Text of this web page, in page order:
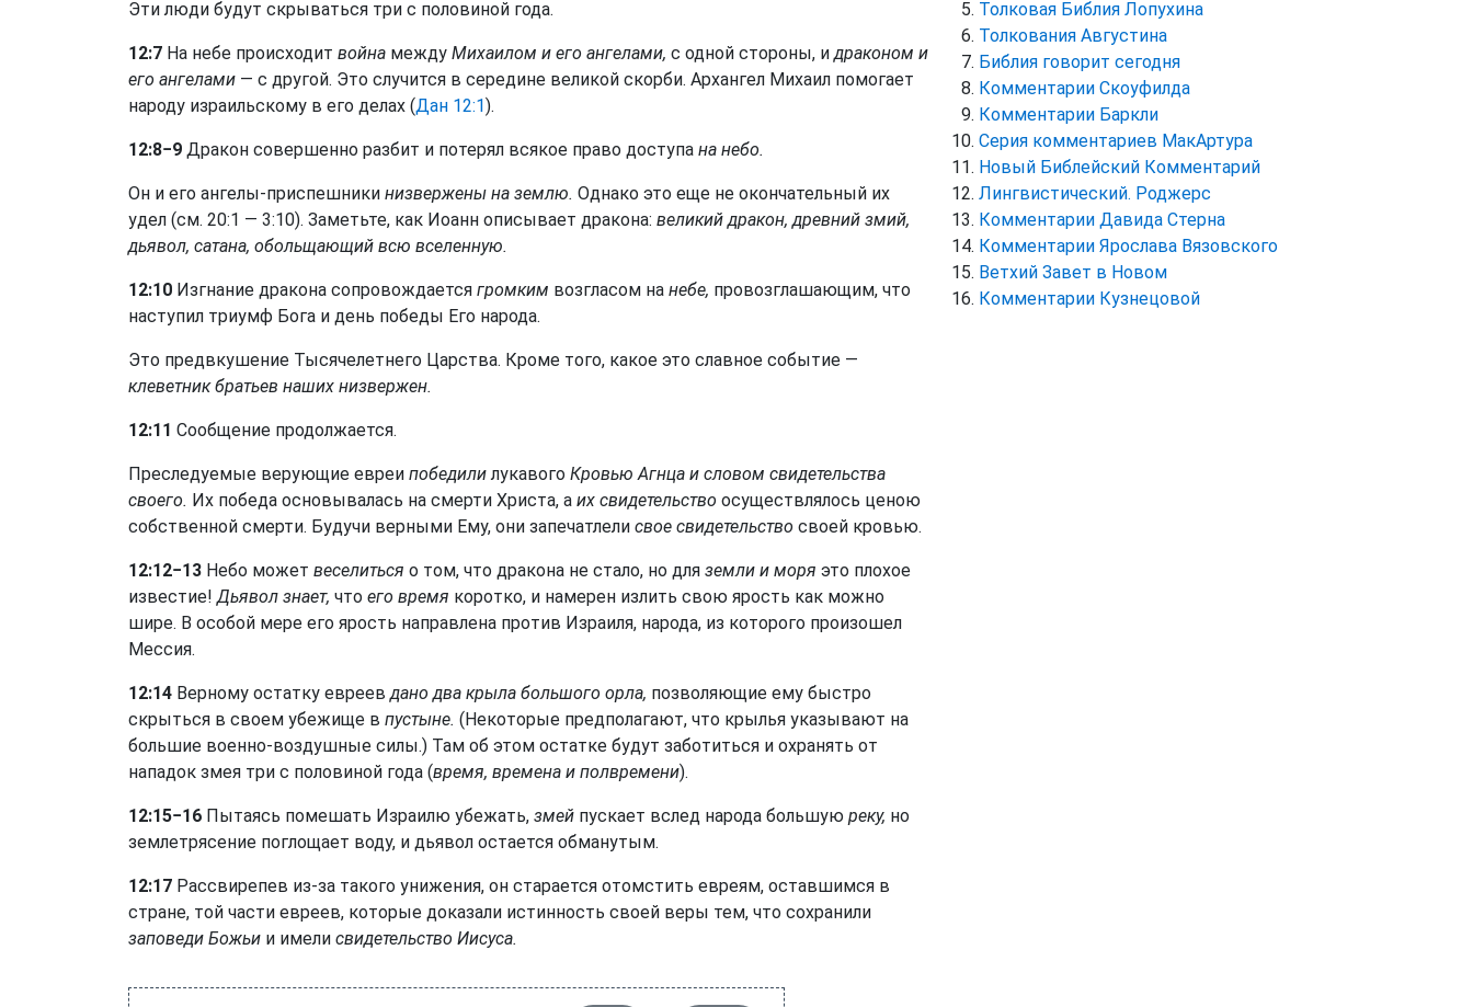
Эти люди будут скрываться три с половиной года.
12:7 На небе происходит война между Михаилом и его ангелами, с одной стороны, идраконом и
его ангелами — с другой. Это случится в середине великой скорби. Архангел Михаил помогает
народу израильскому в его делах (Дан 12:1).
12:8−9 Дракон совершенно разбит и потерял всякое право доступа на небо.
Он и его ангелы-приспешники низвержены на землю. Однако это еще не окончательный их
удел (см. 20:1 — 3:10). Заметьте, как Иоанн описывает дракона: великий дракон, древний змий,
дьявол, сатана, обольщающий всю вселенную.
12:10 Изгнание дракона сопровождается громким возгласом на небе, провозглашающим, что
наступил триумф Бога и день победы Его народа.
Это предвкушение Тысячелетнего Царства. Кроме того, какое это славное событие —
клеветник братьев наших низвержен.
12:11 Сообщение продолжается.
Преследуемые верующие евреи победилилукавого Кровью Агнца и словом свидетельства
своего. Их победа основывалась на смерти Христа, а их свидетельство осуществлялось ценою
собственной смерти. Будучи верными Ему, они запечатлели свое свидетельство своей кровью.
12:12−13 Небо может веселиться о том, что дракона не стало, но для земли и моря это плохое
известие!Дьявол знает, что его время коротко, и намерен излить свою ярость как можно
шире. В особой мере его ярость направлена против Израиля, народа, из которого произошел
Мессия.
12:14 Верному остатку евреевдано два крыла большого орла, позволяющие ему быстро
скрыться в своем убежище в пустыне. (Некоторые предполагают, что крылья указывают на
большие военно-воздушные силы.) Там об этом остатке будут заботиться и охранять от
нападок змея три с половиной года (время, времена и полвремени).
12:15−16 Пытаясь помешать Израилю убежать, змей пускает вслед народа большую реку, но
землетрясение поглощает воду, и дьявол остается обманутым.
12:17 Рассвирепев из-за такого унижения, он старается отомстить евреям, оставшимся в
стране, той части евреев, которые доказали истинность своей веры тем, что сохранили
заповеди Божьи и имели свидетельство Иисуса.
Толковая Библия Лопухина
Толкования Августина
Библия говорит сегодня
Комментарии Скоуфилда
Комментарии Баркли
Серия комментариев МакАртура
Новый Библейский Комментарий
Лингвистический. Роджерс
Комментарии Давида Стерна
Комментарии Ярослава Вязовского
Ветхий Завет в Новом
Комментарии Кузнецовой